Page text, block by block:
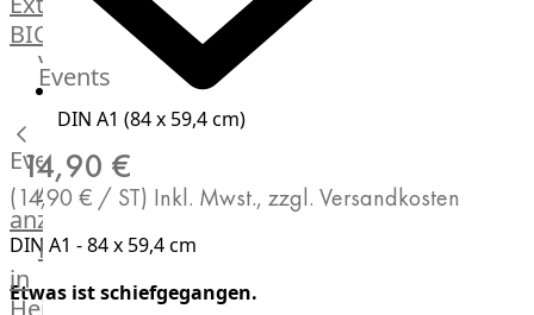
BIO
Veggie
Hardware
Küchenhelfer
Grillgeräte
Beefer®
Gasgrills
Big
Green
Egg
Events
Events
Alle
anzeigen
Fleischkompetenz
in
Heinsberg
DIN A1 (84 x 59,4 cm)
14,90 €
(14,90 € / ST) Inkl. Mwst., zzgl. Versandkosten
DIN A1 - 84 x 59,4 cm
Etwas ist schiefgegangen.